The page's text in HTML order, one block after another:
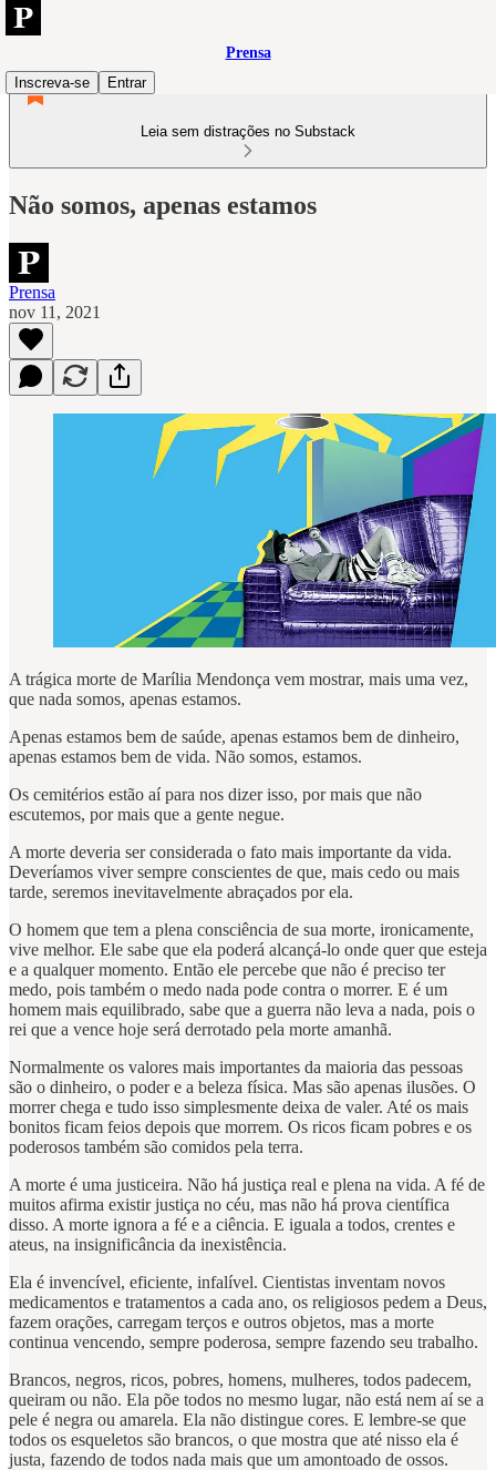
Prensa
Inscreva-se
Entrar
Leia sem distrações no Substack
Não somos, apenas estamos
Prensa
nov 11, 2021
A trágica morte de Marília Mendonça vem mostrar, mais uma vez,
que nada somos, apenas estamos.
Apenas estamos bem de saúde, apenas estamos bem de dinheiro,
apenas estamos bem de vida. Não somos, estamos.
Os cemitérios estão aí para nos dizer isso, por mais que não
escutemos, por mais que a gente negue.
A morte deveria ser considerada o fato mais importante da vida.
Deveríamos viver sempre conscientes de que, mais cedo ou mais
tarde, seremos inevitavelmente abraçados por ela.
O homem que tem a plena consciência de sua morte, ironicamente,
vive melhor. Ele sabe que ela poderá alcançá-lo onde quer que esteja
e a qualquer momento. Então ele percebe que não é preciso ter
medo, pois também o medo nada pode contra o morrer. E é um
homem mais equilibrado, sabe que a guerra não leva a nada, pois o
rei que a vence hoje será derrotado pela morte amanhã.
Normalmente os valores mais importantes da maioria das pessoas
são o dinheiro, o poder e a beleza física. Mas são apenas ilusões. O
morrer chega e tudo isso simplesmente deixa de valer. Até os mais
bonitos ficam feios depois que morrem. Os ricos ficam pobres e os
poderosos também são comidos pela terra.
A morte é uma justiceira. Não há justiça real e plena na vida. A fé de
muitos afirma existir justiça no céu, mas não há prova científica
disso. A morte ignora a fé e a ciência. E iguala a todos, crentes e
ateus, na insignificância da inexistência.
Ela é invencível, eficiente, infalível. Cientistas inventam novos
medicamentos e tratamentos a cada ano, os religiosos pedem a Deus,
fazem orações, carregam terços e outros objetos, mas a morte
continua vencendo, sempre poderosa, sempre fazendo seu trabalho.
Brancos, negros, ricos, pobres, homens, mulheres, todos padecem,
queiram ou não. Ela põe todos no mesmo lugar, não está nem aí se a
pele é negra ou amarela. Ela não distingue cores. E lembre-se que
todos os esqueletos são brancos, o que mostra que até nisso ela é
justa, fazendo de todos nada mais que um amontoado de ossos.